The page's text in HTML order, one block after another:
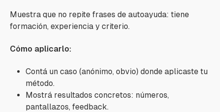
Muestra que no repite frases de autoayuda: tiene
formación, experiencia y criterio.
Cómo aplicarlo:
Contá un caso (anónimo, obvio) donde aplicaste tu
método.
Mostrá resultados concretos: números,
pantallazos, feedback.